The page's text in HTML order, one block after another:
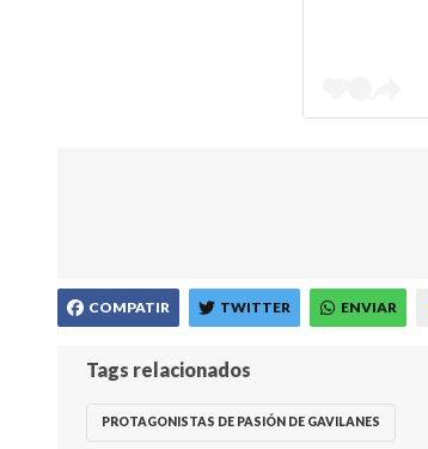
COMPATIR TWITTER ENVIAR
Tags relacionados
PROTAGONISTAS DE PASIÓN DE GAVILANES